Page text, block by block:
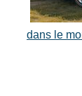
dans le